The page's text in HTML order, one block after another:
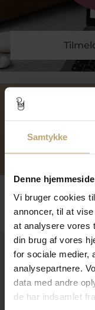
Samtykke
Denne
Vi bruger cookies
annoncer, til at
at analysere vores
din brug af vores
for sociale medier,
analysepartnere.
data med andre
de har indsamlet
Kontakt
Åbningstider I
Information